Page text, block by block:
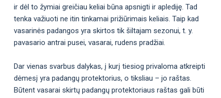
ir dėl to žymiai greičiau keliai būna apsnigti ir aplediję. Tad
tenka važiuoti ne itin tinkamai prižiūrimais keliais. Taip kad
vasarinės padangos yra skirtos tik šiltajam sezonui, t. y.
pavasario antrai pusei, vasarai, rudens pradžiai.
Dar vienas svarbus dalykas, į kurį tiesiog privaloma atkreipti
dėmesį yra padangų protektorius, o tiksliau – jo raštas.
Būtent vasarai skirtų padangų protektoriaus raštas gali būti